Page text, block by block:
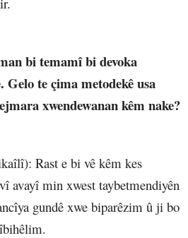
bi temamî bi devoka
Gelo te çima metodekê usa
xwendewanan kêm nake?
: Rast e bi vê kêm kes
avayî min xwest taybetmendiyên
gundê xwe biparêzim û ji bo